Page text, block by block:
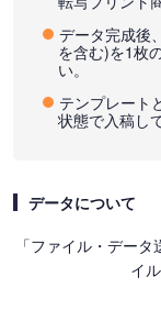
データ完成後
を含む)を1枚
い。
テンプレート
状態で入稿し
データについて
「ファイル・デー
イ